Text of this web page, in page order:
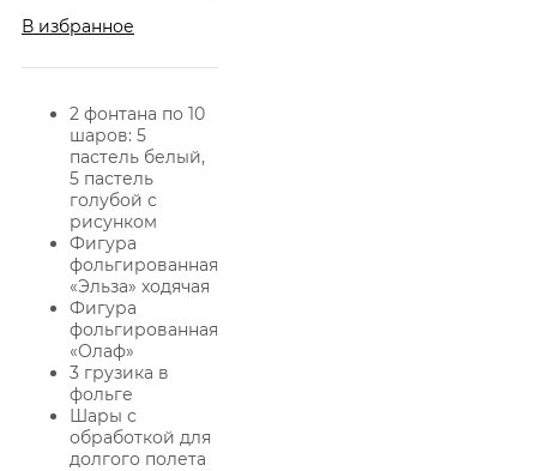
В избранное
2 фонтана по 10
шаров: 5
пастель белый,
5 пастель
голубой с
рисунком
Фигура
фольгированная
«Эльза» ходячая
Фигура
фольгированная
«Олаф»
3 грузика в
фольге
Шары с
обработкой для
долгого полета